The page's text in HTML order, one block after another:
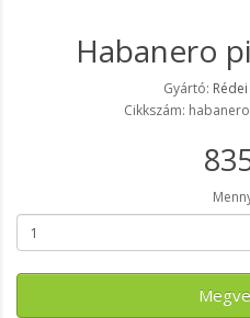
Habanero
Gyártó:
Cikkszám: